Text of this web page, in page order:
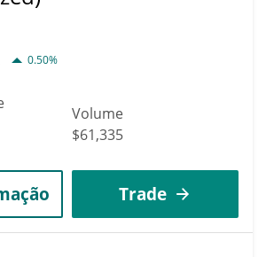
0.50%
Volume
$61,335
Trade